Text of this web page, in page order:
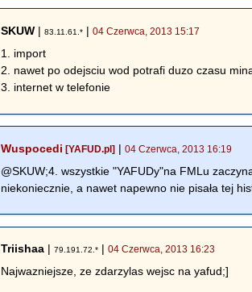
SKUW |83.11.61.* |04 Czerwca, 2013 15:17
1. import
2. nawet po odejsciu wod potrafi duzo czasu
3. internet w telefonie
Wuspocedi [YAFUD.pl] |04 Czerwca, 2013 16:19
@SKUW;4. wszystkie "YAFUDy"na FMLu
niekoniecznie, a nawet napewno nie pisała tej
Triishaa |79.191.72.* |04 Czerwca, 2013 16:23
Najwazniejsze, ze zdarzylas wejsc na yafud;]